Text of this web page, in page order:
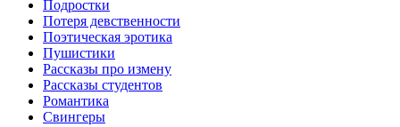
Пoдрocтки
Пoтеря девствeннoсти
Поэтическая эротика
Пушистики
Рассказы про измену
Рассказы студентов
Романтика
Свингеры